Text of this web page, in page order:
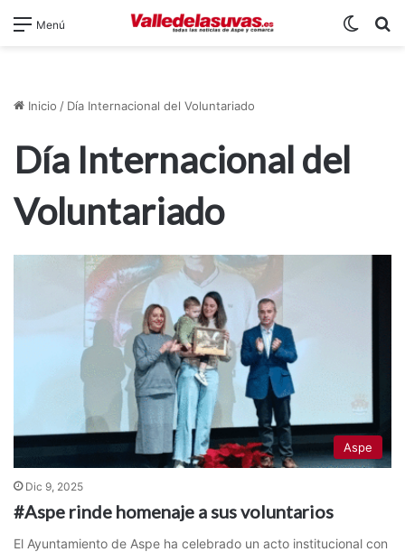
Menú
Inicio / Día Internacional del Voluntariado
Día Internacional del
Voluntariado
Aspe
Dic 9, 2025
#Aspe rinde homenaje a sus voluntarios
El Ayuntamiento de Aspe ha celebrado un acto institucional con